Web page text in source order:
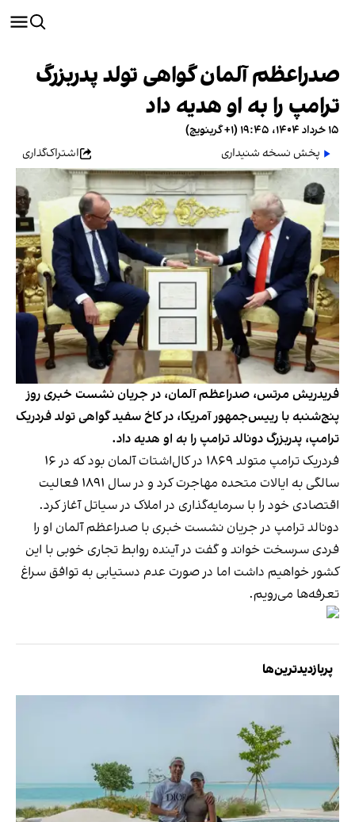
صدراعظم آلمان گواهی تولد پدربزرگ
ترامپ را به او هدیه داد
۱۵ خرداد ۱۴۰۴، ۱۹:۴۵ (‎+۱ گرینویچ)
پخش نسخه شنیداری
اشتراک‌گذاری
فریدریش مرتس، صدراعظم آلمان، در جریان نشست خبری روز
پنج‌شنبه با رییس‌جمهور آمریکا، در کاخ سفید گواهی تولد فردریک
ترامپ، پدربزرگ دونالد ترامپ را به او هدیه داد.
فردریک ترامپ متولد ۱۸۶۹ در کال‌اشتات آلمان بود که در ۱۶
سالگی به ایالات متحده مهاجرت کرد و در سال ۱۸۹۱ فعالیت
اقتصادی خود را با سرمایه‌گذاری در املاک در سیاتل آغاز کرد.
دونالد ترامپ در جریان نشست خبری با صدراعظم آلمان او را
فردی سرسخت خواند و گفت در آینده روابط تجاری خوبی با این
کشور خواهیم داشت اما در صورت عدم دستیابی به توافق سراغ
تعرفه‌ها می‌رویم.
پربازدیدترین‌ها